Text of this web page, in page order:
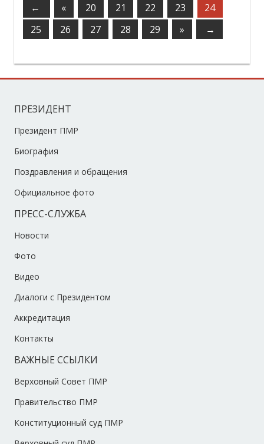
← « 20 21 22 23
24
25
26 27 28 29 » →
ПРЕЗИДЕНТ
Президент ПМР
Биография
Поздравления и обращения
Официальное фото
ПРЕСС-СЛУЖБА
Новости
Фото
Видео
Диалоги с Президентом
Аккредитация
Контакты
ВАЖНЫЕ ССЫЛКИ
Верховный Совет ПМР
Правительство ПМР
Конституционный суд ПМР